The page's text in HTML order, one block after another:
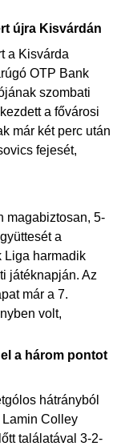
újra Kisvárdán
a Kisvárda
OTP Bank
szombati
a fővárosi
már két perc után
fejesét,
magabiztosan, 5-
a
Liga harmadik
játéknapján. Az
már a 7.
volt,
a három pontot
hátrányból
Colley
találatával 3-2-